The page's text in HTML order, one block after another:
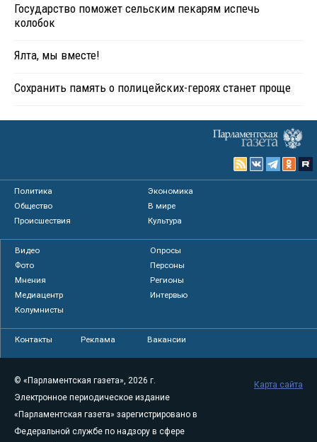
Государство поможет сельским пекарям испечь
колобок
Ялта, мы вместе!
Сохранить память о полицейских-героях станет проще
Политика
Экономика
Общество
В мире
Происшествия
Культура
Видео
Опросы
Фото
Персоны
Мнения
Регионы
Медиацентр
Интервью
Колумнисты
Контакты Реклама Вакансии
© «Парламентская газета», 2026 г.
Электронное периодическое издание
«Парламентская газета» зарегистрировано в
Федеральной службе по надзору в сфере
Карта сайта